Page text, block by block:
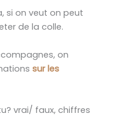
si on veut on peut
de la colle.
on
sur les
vrai/ faux, chiffres